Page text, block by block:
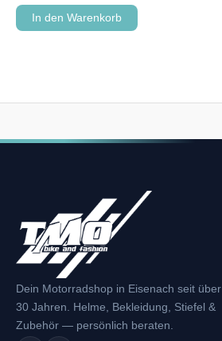
In den Warenkorb
Dein Motorradshop in Eisenach seit über
30 Jahren. Helme, Bekleidung, Stiefel &
Zubehör — persönlich beraten.